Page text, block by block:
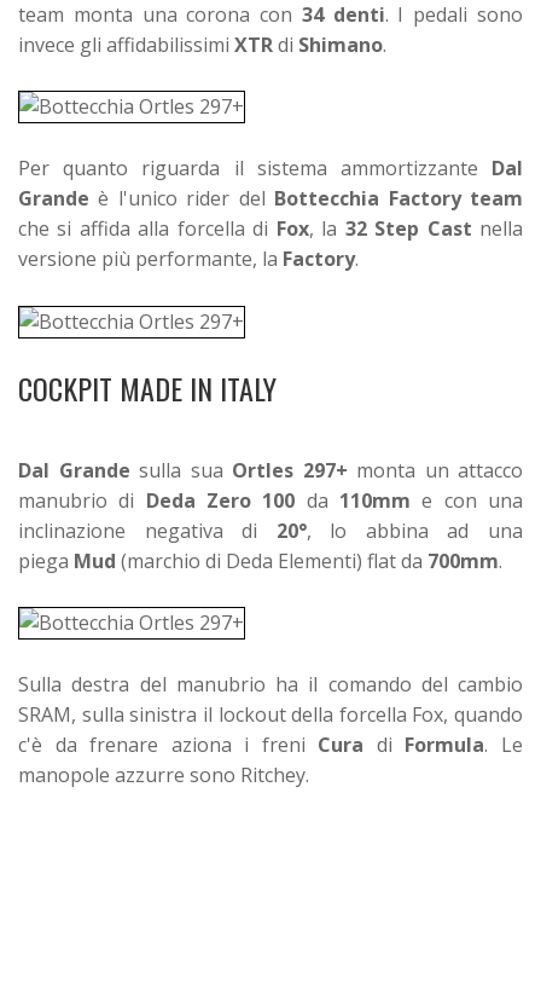
team monta una corona con 34 denti. I pedali sono
invece gli affidabilissimi XTRdi Shimano.
Per quanto riguarda il sistema ammortizzante Dal
Grande è l'unico rider del Bottecchia Factory team
che si affida alla forcella di Fox, la 32 Step Cast nella
versione più performante, la Factory.
COCKPIT MADE IN ITALY
Dal Grande sulla sua Ortles 297+ monta un attacco
manubrio di Deda Zero 100 da 110mm e con una
inclinazione negativa di 20°, lo abbina ad una
piega Mud (marchio di Deda Elementi) flat da 700mm.
Sulla destra del manubrio ha il comando del cambio
SRAM, sulla sinistra il lockout della forcella Fox, quando
c'è da frenare aziona i freni Cura di Formula. Le
manopole azzurre sono Ritchey.